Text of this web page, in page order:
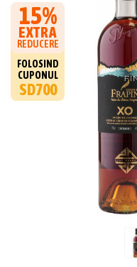
15%
EXTRA
REDUCERE
FOLOSIND
CUPONUL
SD700